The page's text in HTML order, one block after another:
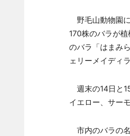
野毛山動物園
170株のバラが
のバラ「はまみ
ェリーメイディ
週末の14日と
イエロー、サー
市内のバラの